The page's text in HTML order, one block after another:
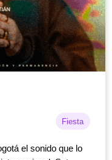
Fiesta
el sonido que lo